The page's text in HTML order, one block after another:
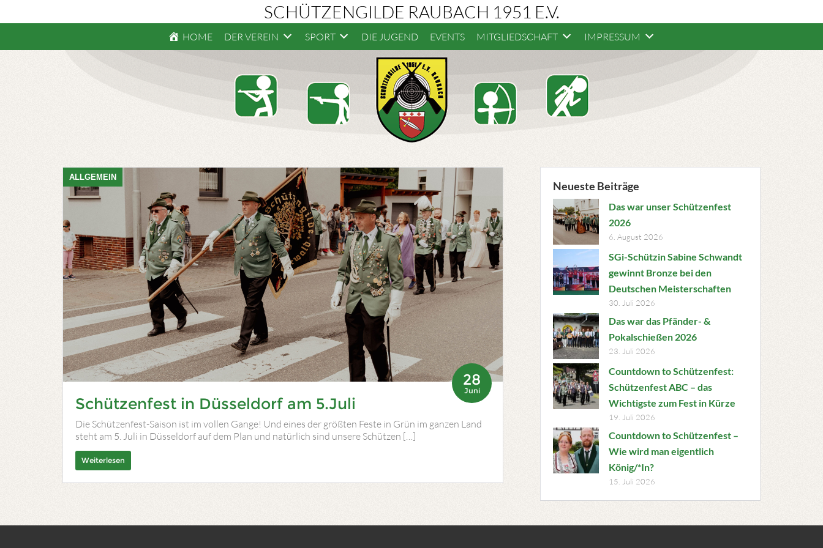
SCHÜTZENGILDE RAUBACH 1951 E.V.
HOME DER VEREIN SPORT DIE JUGEND EVENTS MITGLIEDSCHAFT IMPRESSUM
ALLGEMEIN
28
Juni
Schützenfest in Düsseldorf am 5.Juli
Die Schützenfest-Saison ist im vollen Gange! Und eines der größten Feste in Grün im ganzen Land
steht am 5. Juli in Düsseldorf auf dem Plan und natürlich sind unsere Schützen […]
Weiterlesen
Neueste Beiträge
Das war unser Schützenfest
2026
6. August 2026
SGi-Schützin Sabine Schwandt
gewinnt Bronze bei den
Deutschen Meisterschaften
30. Juli 2026
Das war das Pfänder- &
Pokalschießen 2026
23. Juli 2026
Countdown to Schützenfest:
Schützenfest ABC – das
Wichtigste zum Fest in Kürze
19. Juli 2026
Countdown to Schützenfest –
Wie wird man eigentlich
König/*In?
15. Juli 2026